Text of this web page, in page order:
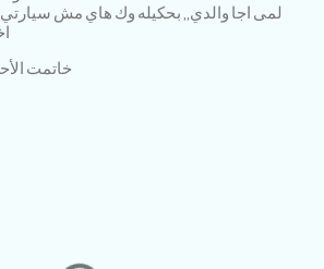
لمى اجا والدي,, بحكيله وك هاي مش
خاتمت